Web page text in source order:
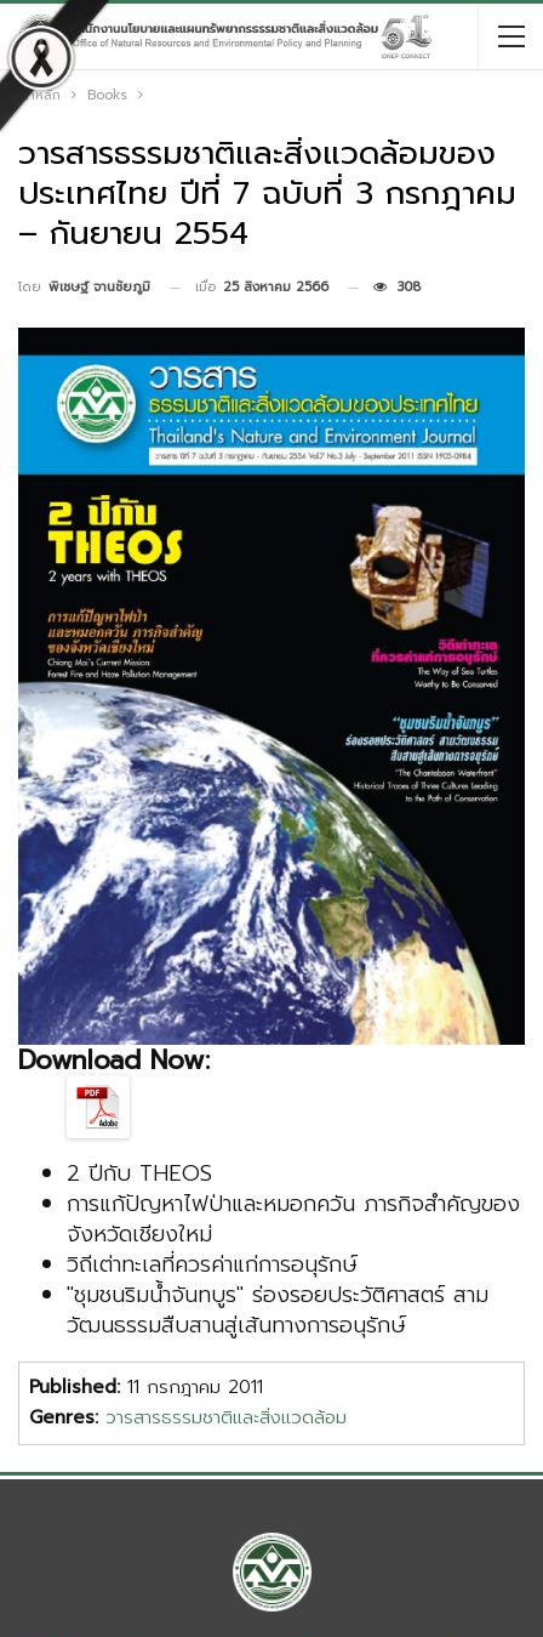
หน้าหลัก Books
วารสารธรรมชาติและสิ่งแวดล้อมของ
ประเทศไทย ปีที่ 7 ฉบับที่ 3 กรกฎาคม
– กันยายน 2554
โดย พิเชษฐ์ จานชัยภูมิ เมื่อ 25 สิงหาคม 2566 308
Download Now:
2 ปีกับ THEOS
การแก้ปัญหาไฟป่าและหมอกควัน ภารกิจสำคัญของ
จังหวัดเชียงใหม่
วิถีเต่าทะเลที่ควรค่าแก่การอนุรักษ์
"ชุมชนริมน้ำจันทบูร" ร่องรอยประวัติศาสตร์ สาม
วัฒนธรรมสืบสานสู่เส้นทางการอนุรักษ์
Published: 11 กรกฎาคม 2011
Genres: วารสารธรรมชาติและสิ่งแวดล้อม